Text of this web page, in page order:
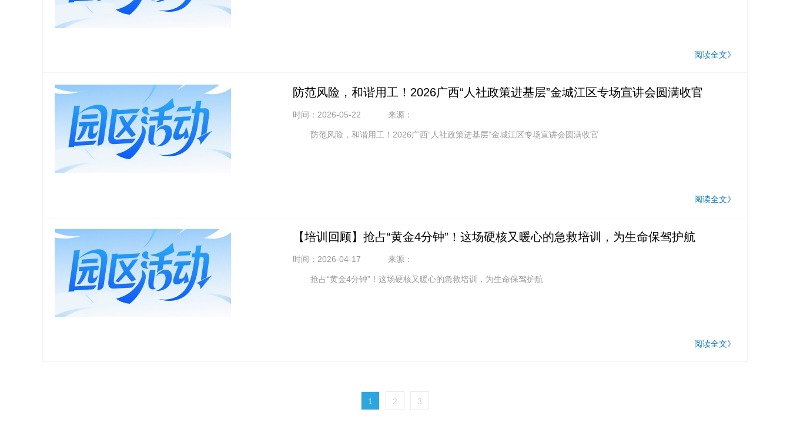
阅读全文》
防范风险，和谐用工！2026广西“人社政策进基层”金城江区专场宣讲会圆满收官
时间：2026-05-22 来源：
防范风险，和谐用工！2026广西“人社政策进基层”金城江区专场宣讲会圆满收官
阅读全文》
【培训回顾】抢占“黄金4分钟”！这场硬核又暖心的急救培训，为生命保驾护航
时间：2026-04-17 来源：
抢占“黄金4分钟”！这场硬核又暖心的急救培训，为生命保驾护航
阅读全文》
1 2 3